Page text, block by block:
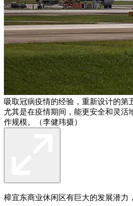
吸取冠病疫情的经验，重新设计的第
尤其是在疫情期间，能更安全和灵活
作规模。（李健玮摄）
樟宜东商业休闲区有巨大的发展潜力